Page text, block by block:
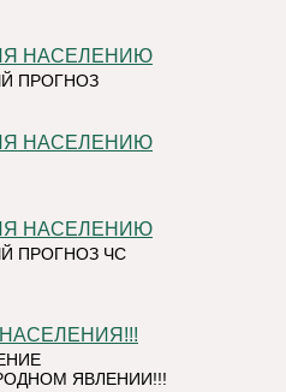
НАСЕЛЕНИЮ
ПРОГНОЗ
НАСЕЛЕНИЮ
НАСЕЛЕНИЮ
ПРОГНОЗ ЧС
ЯВЛЕНИИ!!!